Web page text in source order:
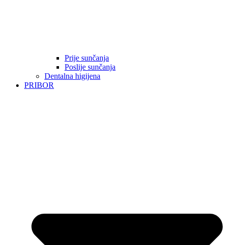
Prije sunčanja
Poslije sunčanja
Dentalna higijena
PRIBOR